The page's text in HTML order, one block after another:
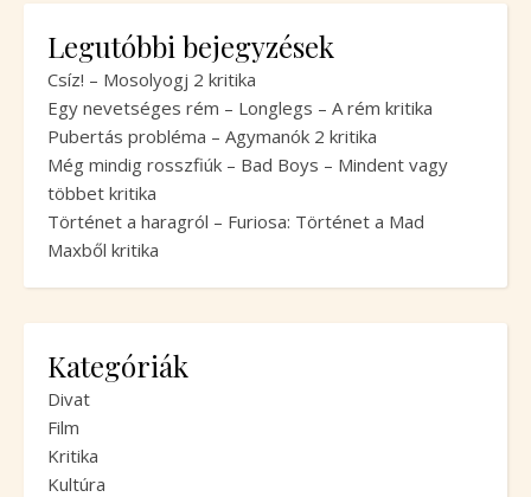
Legutóbbi bejegyzések
Csíz! – Mosolyogj 2 kritika
Egy nevetséges rém – Longlegs – A rém kritika
Pubertás probléma – Agymanók 2 kritika
Még mindig rosszfiúk – Bad Boys – Mindent vagy
többet kritika
Történet a haragról – Furiosa: Történet a Mad
Maxből kritika
Kategóriák
Divat
Film
Kritika
Kultúra